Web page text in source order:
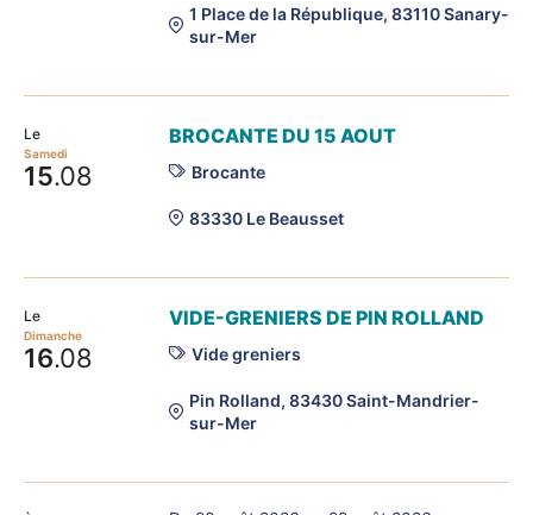
1 Place de la République, 83110 Sanary-
sur-Mer
Le
Samedi
15.08
BROCANTE DU 15 AOUT
Brocante
83330 Le Beausset
Le
Dimanche
16.08
VIDE-GRENIERS DE PIN ROLLAND
Vide greniers
Pin Rolland, 83430 Saint-Mandrier-
sur-Mer